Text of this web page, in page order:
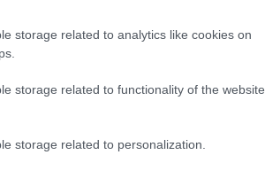
storage related to analytics like cookies on
storage related to functionality of the website
storage related to personalization.